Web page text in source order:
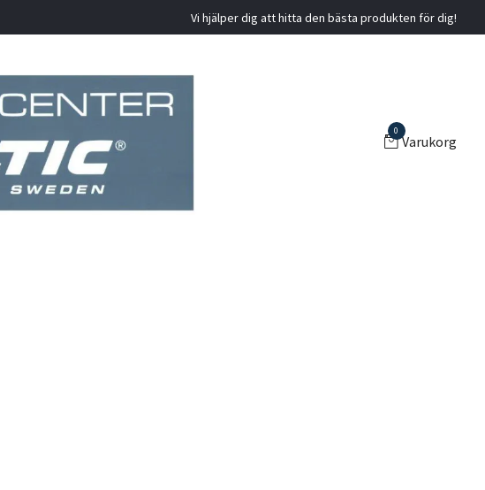
Vi hjälper dig att hitta den bästa produkten för dig!
0
Varukorg